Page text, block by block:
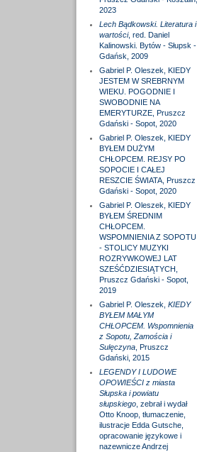
2023
Lech Bądkowski. Literatura i
wartości, red. Daniel
Kalinowski. Bytów - Słupsk -
Gdańsk, 2009
Gabriel P. Oleszek, KIEDY
JESTEM W SREBRNYM
WIEKU. POGODNIE I
SWOBODNIE NA
EMERYTURZE, Pruszcz
Gdański - Sopot, 2020
Gabriel P. Oleszek, KIEDY
BYŁEM DUŻYM
CHŁOPCEM. REJSY PO
SOPOCIE I CAŁEJ
RESZCIE ŚWIATA, Pruszcz
Gdański - Sopot, 2020
Gabriel P. Oleszek, KIEDY
BYŁEM ŚREDNIM
CHŁOPCEM.
WSPOMNIENIA Z SOPOTU
- STOLICY MUZYKI
ROZRYWKOWEJ LAT
SZEŚĆDZIESIĄTYCH,
Pruszcz Gdański - Sopot,
2019
Gabriel P. Oleszek, KIEDY
BYŁEM MAŁYM
CHŁOPCEM. Wspomnienia
z Sopotu, Zamościa i
Sulęczyna, Pruszcz
Gdański, 2015
LEGENDY I LUDOWE
OPOWIEŚCI z miasta
Słupska i powiatu
słupskiego, zebrał i wydał
Otto Knoop, tłumaczenie,
ilustracje Edda Gutsche,
opracowanie językowe i
nazewnicze Andrzej